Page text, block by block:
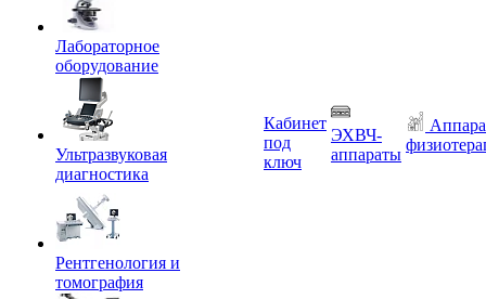
Лабораторное
оборудование
Ультразвуковая
диагностика
Рентгенология и
томография
Кабинет
под
ключ
ЭХВЧ-
аппараты